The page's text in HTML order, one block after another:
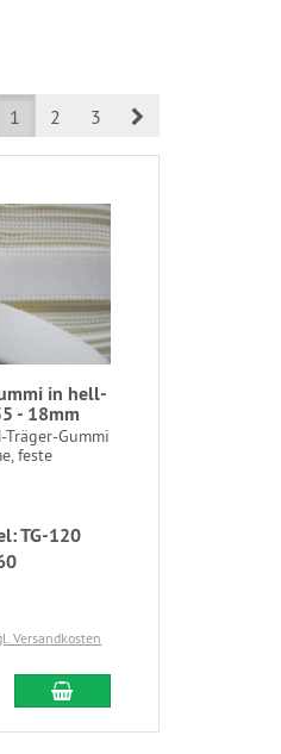
1 2 3 Next
in hell-
- 18mm
Gummi
feste
TG-120
Versandkosten